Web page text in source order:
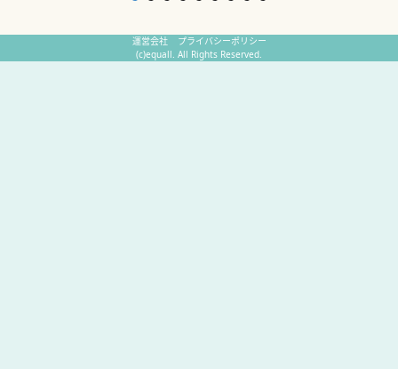
運営会社
プライバシーポリシー
(c)equall. All Rights Reserved.